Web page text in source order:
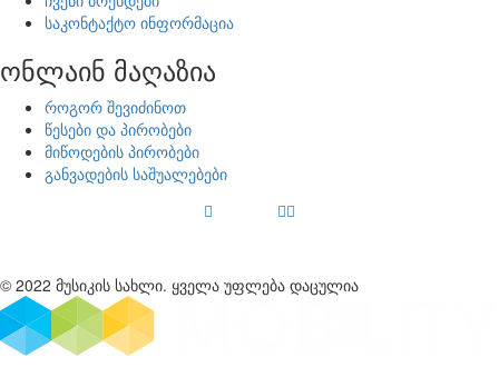
საკონტაქტო ინფორმაცია
ონლაინ მაღაზია
როგორ შევიძინოთ
წესები და პირობები
მიწოდების პირობები
განვადების საშუალებები
© 2022 მუსიკის სახლი. ყველა უფლება დაცულია